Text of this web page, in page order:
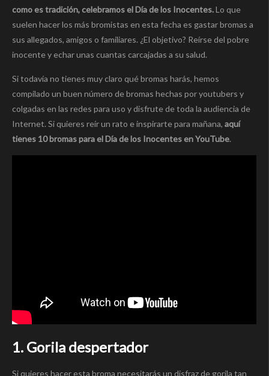
como es tradición, celebramos el Día de los Inocentes.Lo que
suelen hacer los más bromistas en esta fecha es gastar bromas a
sus allegados, amigos o familiares. ¿El objetivo? Reírse del pobre
inocente y echar unas cuantas carcajadas a su salud.
Si todavía no tienes muy claro qué bromas harás, hemos
compilado un buen número de bromas hechas por youtubers y
colgadas en las redes para uso y disfrute de toda la audiencia de
Internet. Si quieres reír un rato e inspirarte para mañana, aquí
tienes 10 bromas para el Día de los Inocentes en YouTube.
1. Gorila despertador
Si quieres hacer esta broma necesitarás un disfraz de gorila tan